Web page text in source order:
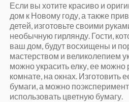
Если вы хотите красиво и
дом к Новому году, а также
детей, изготовьте своими
необычную гирлянду. Гости,
ваш дом, будут восхищены и
мастерством и великолепием
можно украсить елку, ее можно
комнате, на окнах. Изготовить
бумаги, а можно
использовать цветную бумагу.